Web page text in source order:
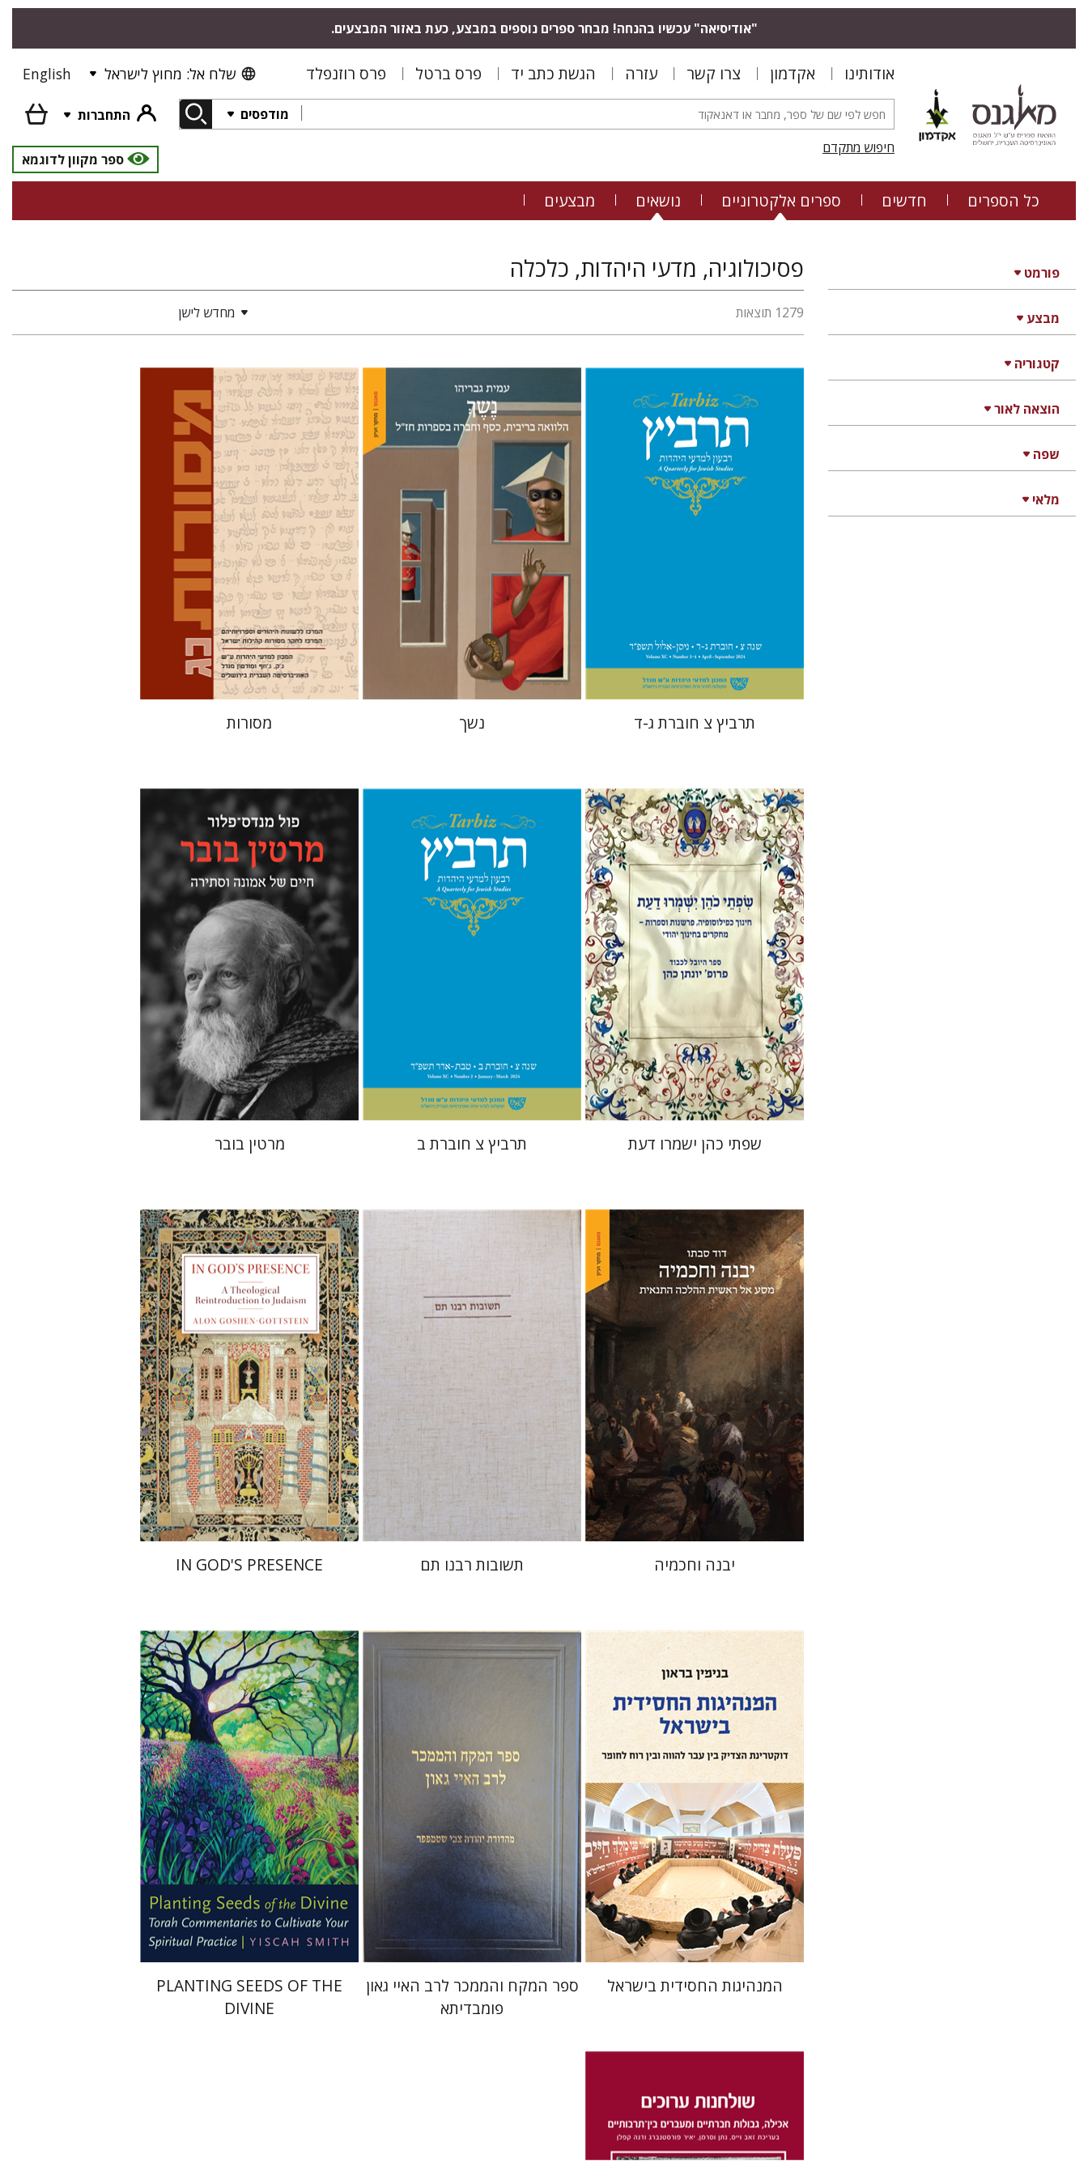
"אודיסיאה" עכשיו בהנחה! מבחר ספרים נוספים במבצע, כעת באזור המבצעים.
אודותינו אקדמון צרו קשר עזרה הגשת כתב יד פרס ברטל פרס רוזנפלד שלח אל: מחוץ לישראל English
מודפסים
התחברות
חיפוש מתקדם
ספר מקוון לדוגמא
כל הספרים חדשים ספרים אלקטרוניים נושאים מבצעים
פורמט
מבצע
קטגוריה
הוצאה לאור
שפה
מלאי
פסיכולוגיה, מדעי היהדות, כלכלה
1279 תוצאות מחדש לישן
יהונתן גארב מיכאל סיגל
$63
$57
תרביץ צ חוברת ג-ד
עמית גבריהו
הנחת אתר ספר מודפס
$42
$38
נשך
דוד מ' בוניס עפרה תירוש-בקר
הנחת אתר ספר מודפס
$35
$32
מסורות
אלי הולצר אבינועם רוזנק
הנחת אתר ספר מודפס
$46
$41
שפתי כהן ישמרו דעת
יהונתן גארב מיכאל סיגל
$29
$26
תרביץ צ חוברת ב
פול מנדס-פלור
מתן אורם
הנחת אתר ספר מודפס
$35
$32
מרטין בובר
דוד סבתו
הנחת אתר ספר מודפס
$46
$41
יבנה וחכמיה
הנחת אתר ספר מודפס
$45
תשובות רבנו תם
אלון גושן-גוטשטיין
הנחת אתר ספר מודפס
$61
$55
IN GOD'S PRESENCE
בנימין בראון
הנחת אתר ספר מודפס
$46
$41
המנהיגות החסידית בישראל
הנחת אתר ספר מודפס
$45
ספר המקח והממכר לרב האיי גאון
פומבדיתא
Yiscah Smith
הנחת אתר ספר מודפס
$25
$22
PLANTING SEEDS OF THE
DIVINE
דנה קפלן נתן וסרמן
זאב וייס
יאיר פורסטנברג